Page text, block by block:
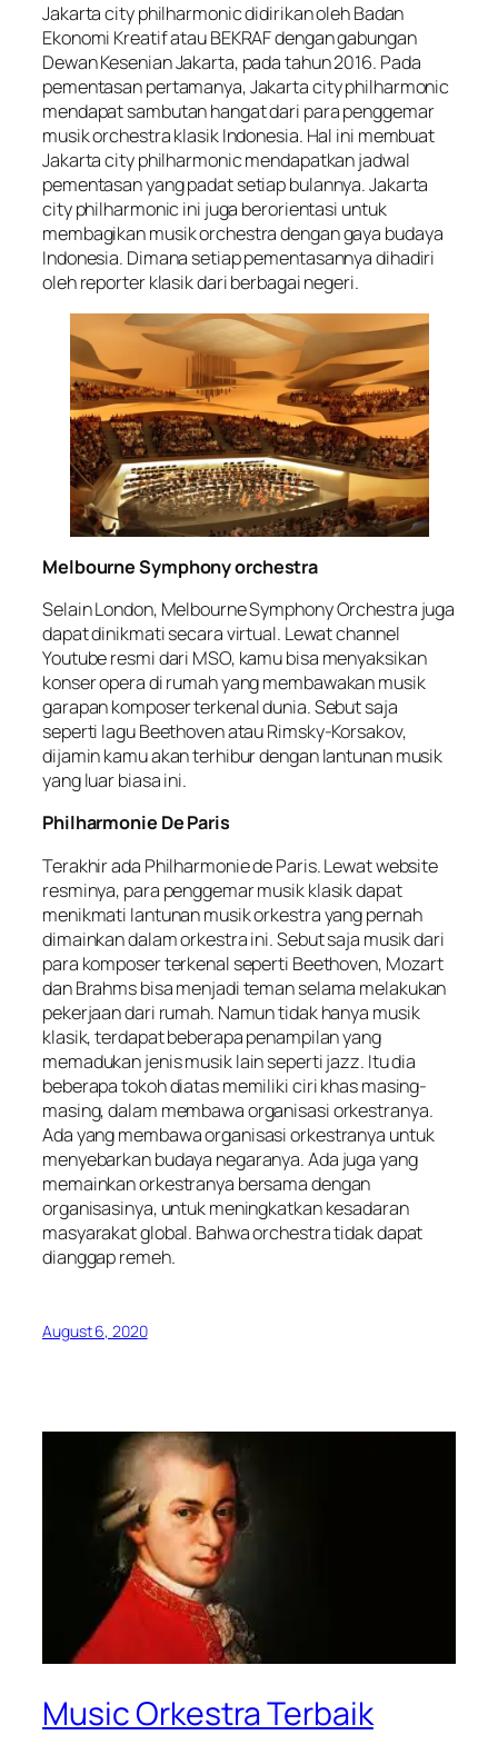
Jakarta city philharmonic didirikan oleh Badan
Ekonomi Kreatif atau BEKRAF dengan gabungan
Dewan Kesenian Jakarta, pada tahun 2016. Pada
pementasan pertamanya, Jakarta city philharmonic
mendapat sambutan hangat dari para penggemar
musik orchestra klasik Indonesia. Hal ini membuat
Jakarta city philharmonic mendapatkan jadwal
pementasan yang padat setiap bulannya. Jakarta
city philharmonic ini juga berorientasi untuk
membagikan musik orchestra dengan gaya budaya
Indonesia. Dimana setiap pementasannya dihadiri
oleh reporter klasik dari berbagai negeri.
Melbourne Symphony orchestra
Selain London, Melbourne Symphony Orchestra juga
dapat dinikmati secara virtual. Lewat channel
Youtube resmi dari MSO, kamu bisa menyaksikan
konser opera di rumah yang membawakan musik
garapan komposer terkenal dunia. Sebut saja
seperti lagu Beethoven atau Rimsky-Korsakov,
dijamin kamu akan terhibur dengan lantunan musik
yang luar biasa ini.
Philharmonie De Paris
Terakhir ada Philharmonie de Paris. Lewat website
resminya, para penggemar musik klasik dapat
menikmati lantunan musik orkestra yang pernah
dimainkan dalam orkestra ini. Sebut saja musik dari
para komposer terkenal seperti Beethoven, Mozart
dan Brahms bisa menjadi teman selama melakukan
pekerjaan dari rumah. Namun tidak hanya musik
klasik, terdapat beberapa penampilan yang
memadukan jenis musik lain seperti jazz. Itu dia
beberapa tokoh diatas memiliki ciri khas masing-
masing, dalam membawa organisasi orkestranya.
Ada yang membawa organisasi orkestranya untuk
menyebarkan budaya negaranya. Ada juga yang
memainkan orkestranya bersama dengan
organisasinya, untuk meningkatkan kesadaran
masyarakat global. Bahwa orchestra tidak dapat
dianggap remeh.
August 6, 2020
Music Orkestra Terbaik